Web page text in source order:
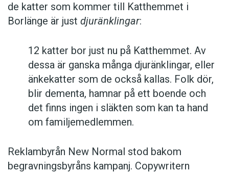
de katter som kommer till Katthemmet i
Borlänge är just djuränklingar:
12 katter bor just nu på Katthemmet. Av
dessa är ganska många djuränklingar, eller
änkekatter som de också kallas. Folk dör,
blir dementa, hamnar på ett boende och
det finns ingen i släkten som kan ta hand
om familjemedlemmen.
Reklambyrån New Normal stod bakom
begravningsbyråns kampanj. Copywritern